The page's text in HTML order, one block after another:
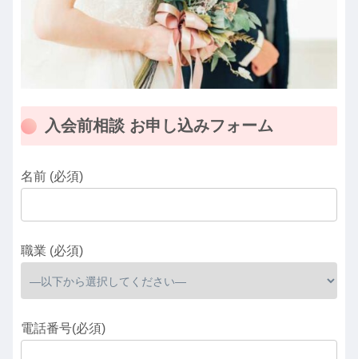
入会前相談 お申し込みフォーム
名前 (必須)
職業 (必須)
電話番号(必須)